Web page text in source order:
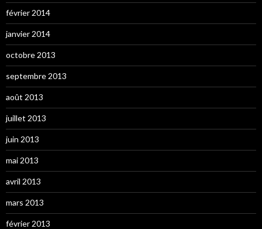
février 2014
janvier 2014
octobre 2013
septembre 2013
août 2013
juillet 2013
juin 2013
mai 2013
avril 2013
mars 2013
février 2013